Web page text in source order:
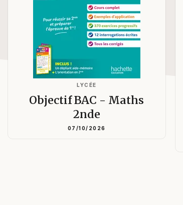
LYCÉE
Objectif BAC - Maths
2nde
07/10/2026